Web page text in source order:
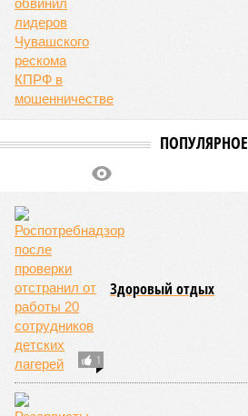
ПОПУЛЯРНОЕ
1
Здоровый отдых